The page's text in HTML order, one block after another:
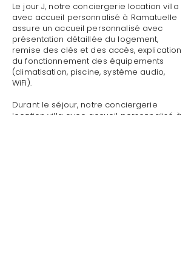
Le jour J, notre conciergerie location villa
avec accueil personnalisé à Ramatuelle
assure un accueil personnalisé avec
présentation détaillée du logement,
remise des clés et des accès, explication
du fonctionnement des équipements
(climatisation, piscine, système audio,
WiFi).
Durant le séjour, notre conciergerie
location villa avec accueil personnalisé à